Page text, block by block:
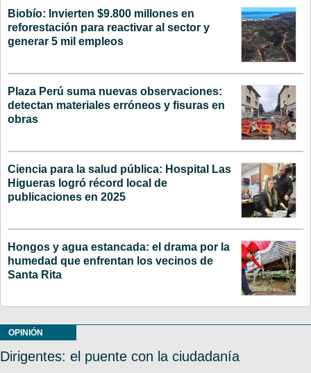
Biobío: Invierten $9.800 millones en
reforestación para reactivar al sector y
generar 5 mil empleos
Plaza Perú suma nuevas observaciones:
detectan materiales erróneos y fisuras en
obras
Ciencia para la salud pública: Hospital Las
Higueras logró récord local de
publicaciones en 2025
Hongos y agua estancada: el drama por la
humedad que enfrentan los vecinos de
Santa Rita
OPINIÓN
Dirigentes: el puente con la ciudadanía